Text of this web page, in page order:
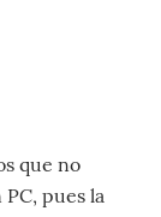
que no
pues la